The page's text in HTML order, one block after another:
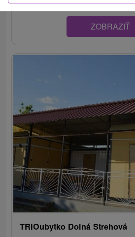
ZOBRAZIŤ
TRIOubytko Dolná Strehová